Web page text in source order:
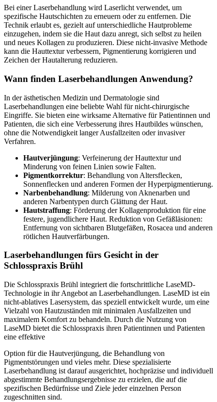
Bei einer Laserbehandlung wird Laserlicht verwendet, um
spezifische Hautschichten zu erneuern oder zu entfernen. Die
Technik erlaubt es, gezielt auf unterschiedliche Hautprobleme
einzugehen, indem sie die Haut dazu anregt, sich selbst zu heilen
und neues Kollagen zu produzieren. Diese nicht-invasive Methode
kann die Hauttextur verbessern, Pigmentierung korrigieren und
Zeichen der Hautalterung reduzieren.
Wann finden Laserbehandlungen Anwendung?
In der ästhetischen Medizin und Dermatologie sind
Laserbehandlungen eine beliebte Wahl für nicht-chirurgische
Eingriffe. Sie bieten eine wirksame Alternative für Patientinnen und
Patienten, die sich eine Verbesserung ihres Hautbildes wünschen,
ohne die Notwendigkeit langer Ausfallzeiten oder invasiver
Verfahren.
Hautverjüngung: Verfeinerung der Hauttextur und
Minderung von feinen Linien sowie Falten.
Pigmentkorrektur: Behandlung von Altersflecken,
Sonnenflecken und anderen Formen der Hyperpigmentierung.
Narbenbehandlung: Milderung von Aknenarben und
anderen Narbentypen durch Glättung der Haut.
Hautstraffung: Förderung der Kollagenproduktion für eine
festere, jugendlichere Haut. Reduktion von Gefäßläsionen:
Entfernung von sichtbaren Blutgefäßen, Rosacea und anderen
rötlichen Hautverfärbungen.
Laserbehandlungen fürs Gesicht in der
Schlosspraxis Brühl
Die Schlosspraxis Brühl integriert die fortschrittliche LaseMD-
Technologie in ihr Angebot an Laserbehandlungen. LaseMD ist ein
nicht-ablatives Lasersystem, das speziell entwickelt wurde, um eine
Vielzahl von Hautzuständen mit minimalen Ausfallzeiten und
maximalem Komfort zu behandeln. Durch die Nutzung von
LaseMD bietet die Schlosspraxis ihren Patientinnen und Patienten
eine effektive
Option für die Hautverjüngung, die Behandlung von
Pigmentstörungen und vieles mehr. Diese spezialisierte
Laserbehandlung ist darauf ausgerichtet, hochpräzise und individuell
abgestimmte Behandlungsergebnisse zu erzielen, die auf die
spezifischen Bedürfnisse und Ziele jeder einzelnen Person
zugeschnitten sind.